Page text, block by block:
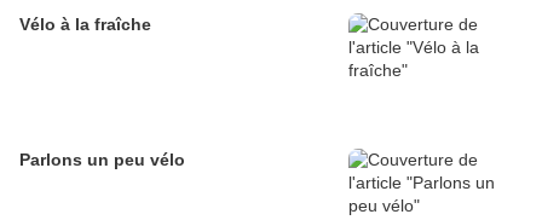
Vélo à la fraîche
Parlons un peu vélo